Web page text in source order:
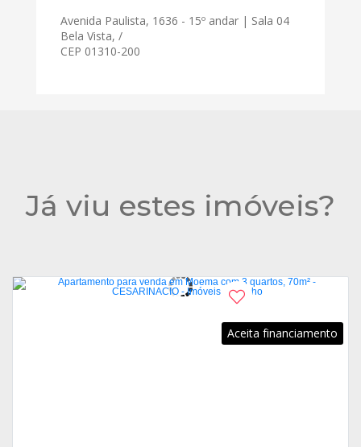
Avenida Paulista, 1636 - 15º andar | Sala 04
Bela Vista, /
CEP 01310-200
Já viu estes imóveis?
Aceita financiamento